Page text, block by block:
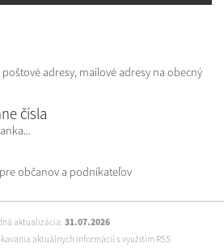
adresy, mailové adresy na obecný
čísla
občanov a podnikateľov
aktualizácia: 31.07.2026
aktuálnych informácií s využitím RSS